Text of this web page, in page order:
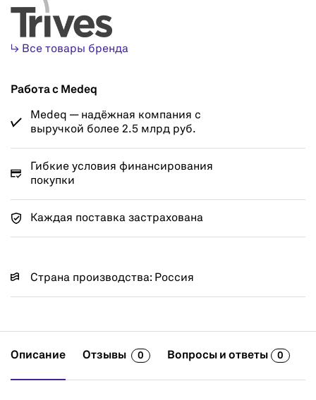
↳ Все товары бренда
Работа с Medeq
Medeq — надёжная компания с
выручкой более 2.5 млрд руб.
Гибкие условия финансирования
покупки
Каждая поставка застрахована
Страна производства: Россия
Описание Отзывы 0 Вопросы и ответы 0